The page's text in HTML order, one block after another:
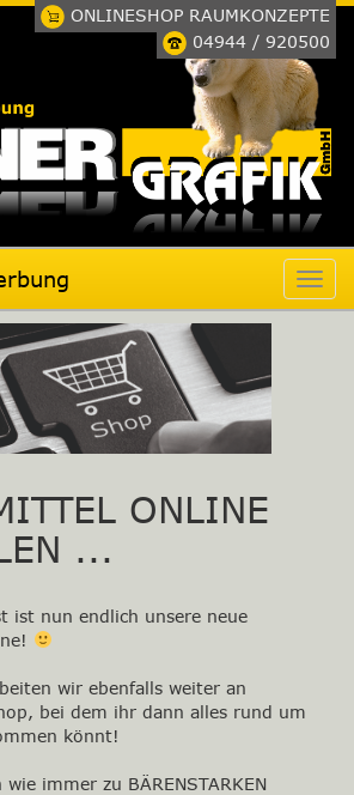
ONLINESHOP RAUMKONZEPTE
04944 / 920500
ONLINE
...
ist nun endlich unsere neue
wir ebenfalls weiter an
bei dem ihr dann alles rund um
könnt!
immer zu BÄRENSTARKEN